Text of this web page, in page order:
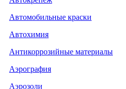
Автомобильные краски
Автохимия
Антикоррозийные материалы
Аэрография
Аэрозоли